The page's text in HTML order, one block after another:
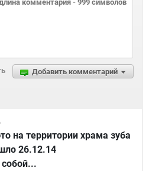
Добавить комментарий
на территории храма зуба
26.12.14